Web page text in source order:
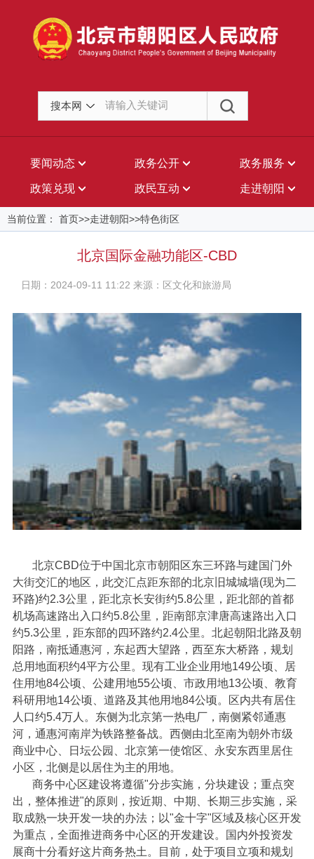
搜本网
要闻动态 政务公开 政务服务
政策兑现 政民互动 走进朝阳
当前位置： 首页>>走进朝阳>>特色街区
北京国际金融功能区-CBD
日期：2024-09-11 11:22 来源：区文化和旅游局
北京CBD位于中国北京市朝阳区东三环路与建国门外
大街交汇的地区，此交汇点距东部的北京旧城城墙(现为二
环路)约2.3公里，距北京长安街约5.8公里，距北部的首都
机场高速路出入口约5.8公里，距南部京津唐高速路出入口
约5.3公里，距东部的四环路约2.4公里。北起朝阳北路及朝
阳路，南抵通惠河，东起西大望路，西至东大桥路，规划
总用地面积约4平方公里。现有工业企业用地149公顷、居
住用地84公顷、公建用地55公顷、市政用地13公顷、教育
科研用地14公顷、道路及其他用地84公顷。区内共有居住
人口约5.4万人。东侧为北京第一热电厂，南侧紧邻通惠
河，通惠河南岸为铁路整备战。西侧由北至南为朝外市级
商业中心、日坛公园、北京第一使馆区、永安东西里居住
小区，北侧是以居住为主的用地。
商务中心区建设将遵循"分步实施，分块建设；重点突
出，整体推进"的原则，按近期、中期、长期三步实施，采
取成熟一块开发一块的办法；以"金十字"区域及核心区开发
为重点，全面推进商务中心区的开发建设。国内外投资发
展商十分看好这片商务热土。目前，处于项目立项和规划